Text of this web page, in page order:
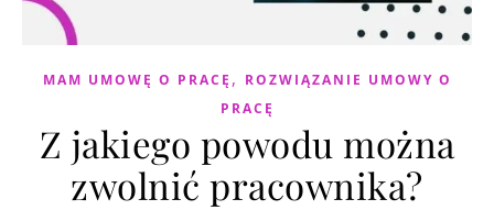
MAM UMOWĘ O PRACĘ , ROZWIĄZANIE UMOWY O
PRACĘ
Z jakiego powodu można
zwolnić pracownika?